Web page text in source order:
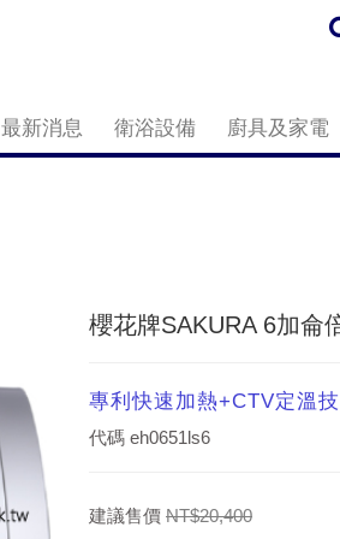
最新消息 衛浴設備 廚具及家電
櫻花牌SAKURA 6加侖
專利快速加熱+CTV定溫
代碼 eh0651ls6
建議售價 NT$20,400